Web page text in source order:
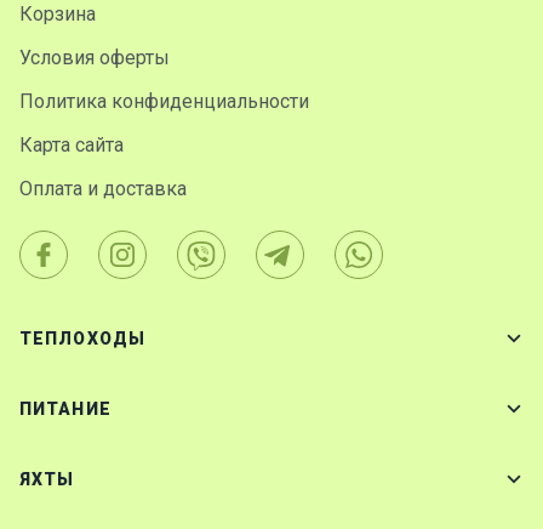
Корзина
Условия оферты
Политика конфиденциальности
Карта сайта
Оплата и доставка
ТЕПЛОХОДЫ
ПИТАНИЕ
ЯХТЫ